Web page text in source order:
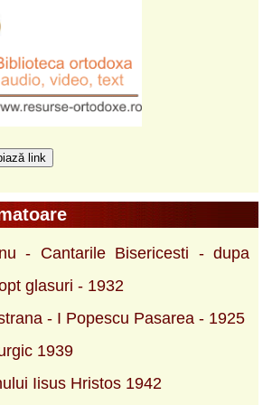
link
- Cantarile Bisericesti - dupa
glasuri - 1932
- I Popescu Pasarea - 1925
1939
Iisus Hristos 1942